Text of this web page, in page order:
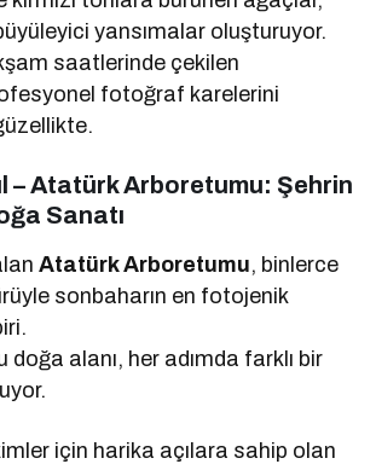
yansımalar oluşturuyor.
saatlerinde çekilen
fotoğraf karelerini
– Atatürk Arboretumu: Şehrin
Sanatı
Atatürk Arboretumu, binlerce
sonbaharın en fotojenik
doğa alanı, her adımda farklı bir
için harika açılara sahip olan